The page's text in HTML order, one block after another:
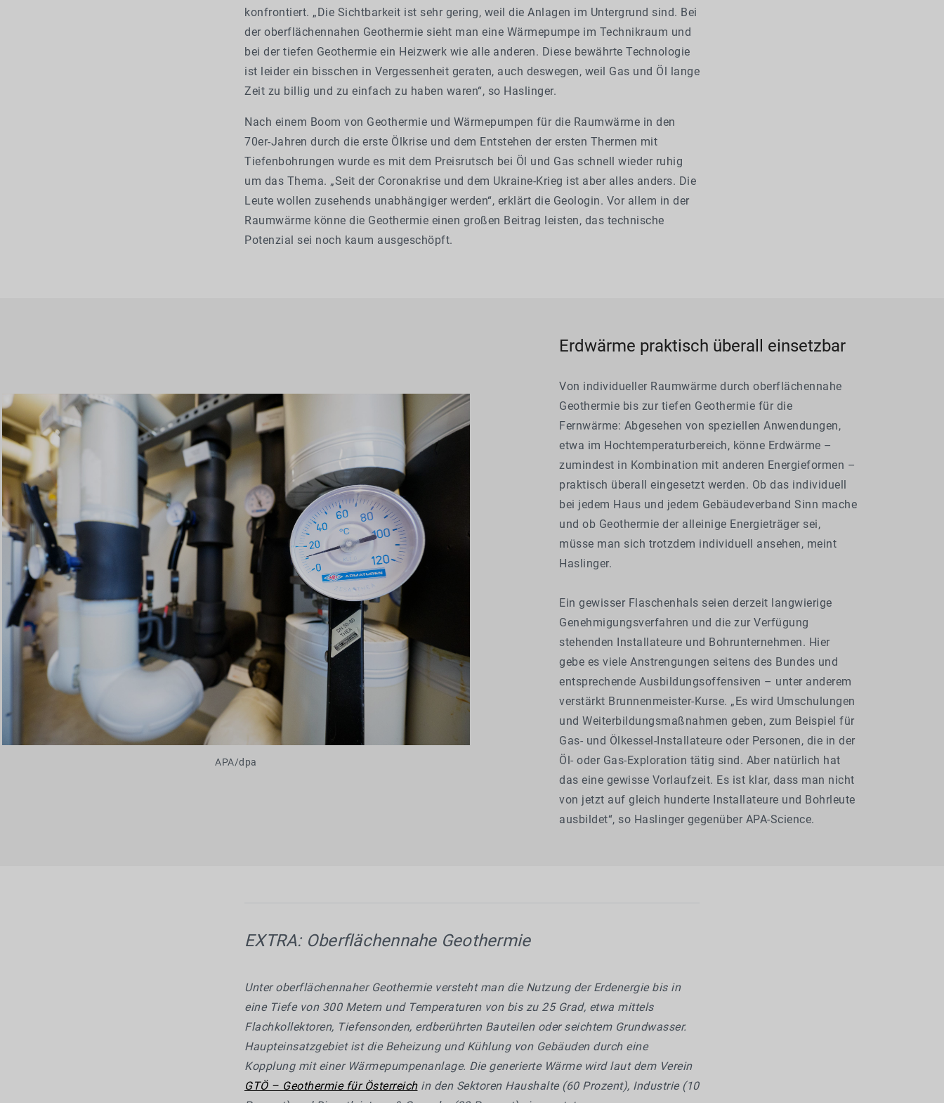
konfrontiert. „Die Sichtbarkeit ist sehr gering, weil die Anlagen im Untergrund sind. Bei
der oberflächennahen Geothermie sieht man eine Wärmepumpe im Technikraum und
bei der tiefen Geothermie ein Heizwerk wie alle anderen. Diese bewährte Technologie
ist leider ein bisschen in Vergessenheit geraten, auch deswegen, weil Gas und Öl lange
Zeit zu billig und zu einfach zu haben waren“, so Haslinger.
Nach einem Boom von Geothermie und Wärmepumpen für die Raumwärme in den
70er-Jahren durch die erste Ölkrise und dem Entstehen der ersten Thermen mit
Tiefenbohrungen wurde es mit dem Preisrutsch bei Öl und Gas schnell wieder ruhig
um das Thema. „Seit der Coronakrise und dem Ukraine-Krieg ist aber alles anders. Die
Leute wollen zusehends unabhängiger werden“, erklärt die Geologin. Vor allem in der
Raumwärme könne die Geothermie einen großen Beitrag leisten, das technische
Potenzial sei noch kaum ausgeschöpft.
APA/dpa
Erdwärme praktisch überall einsetzbar
Von individueller Raumwärme durch oberflächennahe
Geothermie bis zur tiefen Geothermie für die
Fernwärme: Abgesehen von speziellen Anwendungen,
etwa im Hochtemperaturbereich, könne Erdwärme –
zumindest in Kombination mit anderen Energieformen –
praktisch überall eingesetzt werden. Ob das individuell
bei jedem Haus und jedem Gebäudeverband Sinn mache
und ob Geothermie der alleinige Energieträger sei,
müsse man sich trotzdem individuell ansehen, meint
Haslinger.
Ein gewisser Flaschenhals seien derzeit langwierige
Genehmigungsverfahren und die zur Verfügung
stehenden Installateure und Bohrunternehmen. Hier
gebe es viele Anstrengungen seitens des Bundes und
entsprechende Ausbildungsoffensiven – unter anderem
verstärkt Brunnenmeister-Kurse. „Es wird Umschulungen
und Weiterbildungsmaßnahmen geben, zum Beispiel für
Gas- und Ölkessel-Installateure oder Personen, die in der
Öl- oder Gas-Exploration tätig sind. Aber natürlich hat
das eine gewisse Vorlaufzeit. Es ist klar, dass man nicht
von jetzt auf gleich hunderte Installateure und Bohrleute
ausbildet“, so Haslinger gegenüber APA-Science.
EXTRA: Oberflächennahe Geothermie
Unter oberflächennaher Geothermie versteht man die Nutzung der Erdenergie bis in
eine Tiefe von 300 Metern und Temperaturen von bis zu 25 Grad, etwa mittels
Flachkollektoren, Tiefensonden, erdberührten Bauteilen oder seichtem Grundwasser.
Haupteinsatzgebiet ist die Beheizung und Kühlung von Gebäuden durch eine
Kopplung mit einer Wärmepumpenanlage. Die generierte Wärme wird laut dem Verein
GTÖ – Geothermie für Österreichin den Sektoren Haushalte (60 Prozent), Industrie (10